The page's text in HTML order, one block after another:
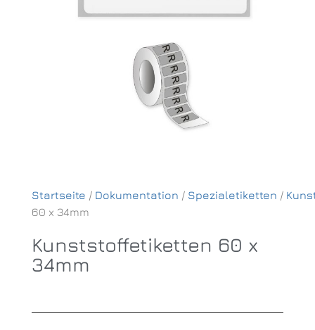
Startseite / Dokumentation / Spezialetiketten /
60 x 34mm
Kunststoffetiketten 60 x
34mm